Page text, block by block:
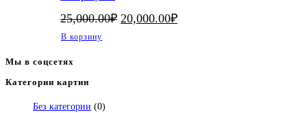
25,000.00₽ Первоначальная
цена
20,000.00₽Текущая
В корзину
Мы в соцсетях
Откроется
в
Категории картин
Без категории (0)